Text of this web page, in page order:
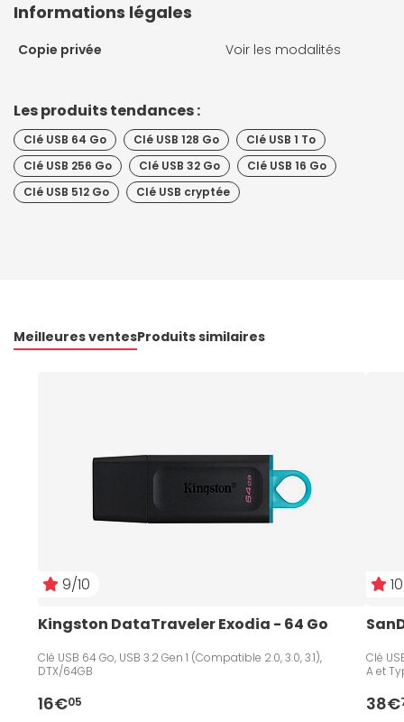
Informations légales
Copie privée Voir les modalités
Les produits tendances :
Clé USB 64 Go Clé USB 128 Go
Clé USB 1 To
Clé USB 256 Go
Clé USB 32 Go
Clé USB 16 Go
Clé USB 512 Go
Clé USB cryptée
Meilleures ventesProduits similaires
9/10
Kingston DataTraveler Exodia - 64 Go
Clé USB 64 Go, USB 3.2 Gen 1 (Compatible 2.0, 3.0, 3.1),
DTX/64GB
16€05
Clé
A et
38€